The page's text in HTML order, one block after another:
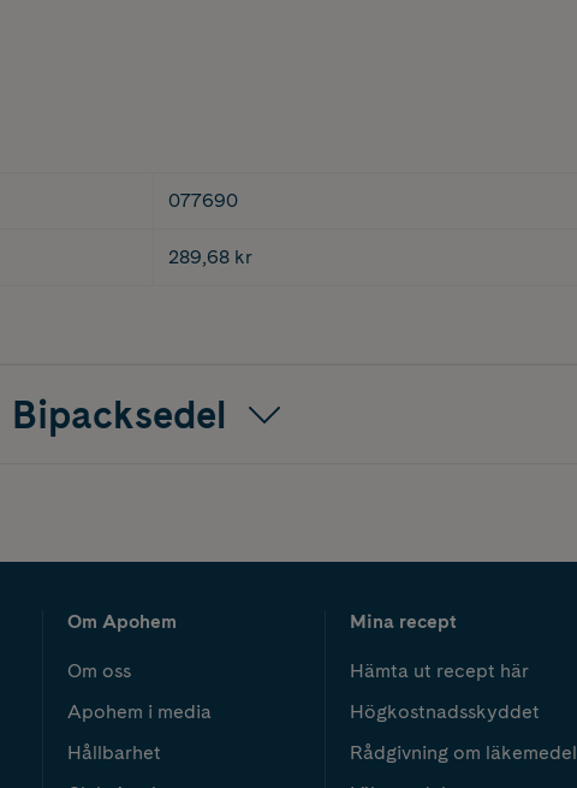
077690
289,68 kr
Bipacksedel
Om Apohem
Om oss
Apohem i media
Hållbarhet
Mina recept
Hämta ut recept här
Högkostnadsskyddet
Rådgivning om läkemedel